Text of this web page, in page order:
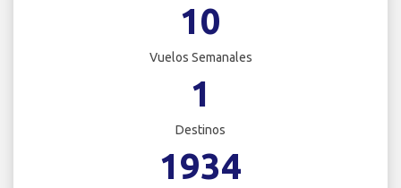
10
Vuelos Semanales
1
Destinos
1934